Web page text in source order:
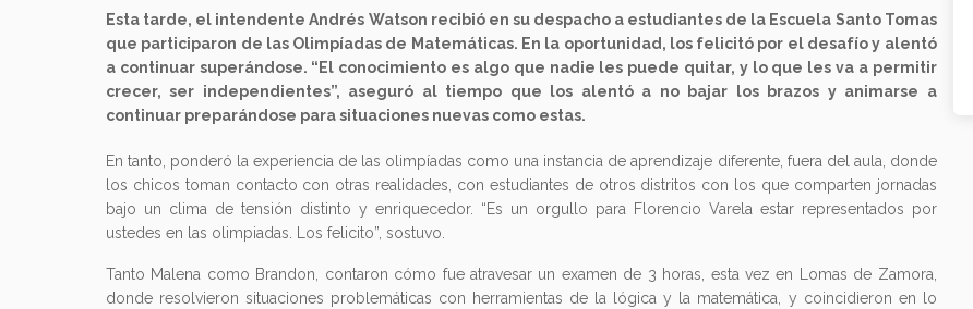
Esta tarde, el intendente Andrés Watson recibió en su despacho a estudiantes de la Escuela Santo Tomas
que participaron de las Olimpíadas de Matemáticas. En la oportunidad, los felicitó por el desafío y alentó
a continuar superándose. “El conocimiento es algo que nadie les puede quitar, y lo que les va a permitir
crecer, ser independientes”, aseguró al tiempo que los alentó a no bajar los brazos y animarse a
continuar preparándose para situaciones nuevas como estas.
En tanto, ponderó la experiencia de las olimpíadas como una instancia de aprendizaje diferente, fuera del aula, donde
los chicos toman contacto con otras realidades, con estudiantes de otros distritos con los que comparten jornadas
bajo un clima de tensión distinto y enriquecedor. “Es un orgullo para Florencio Varela estar representados por
ustedes en las olimpiadas. Los felicito”, sostuvo.
Tanto Malena como Brandon, contaron cómo fue atravesar un examen de 3 horas, esta vez en Lomas de Zamora,
donde resolvieron situaciones problemáticas con herramientas de la lógica y la matemática, y coincidieron en lo